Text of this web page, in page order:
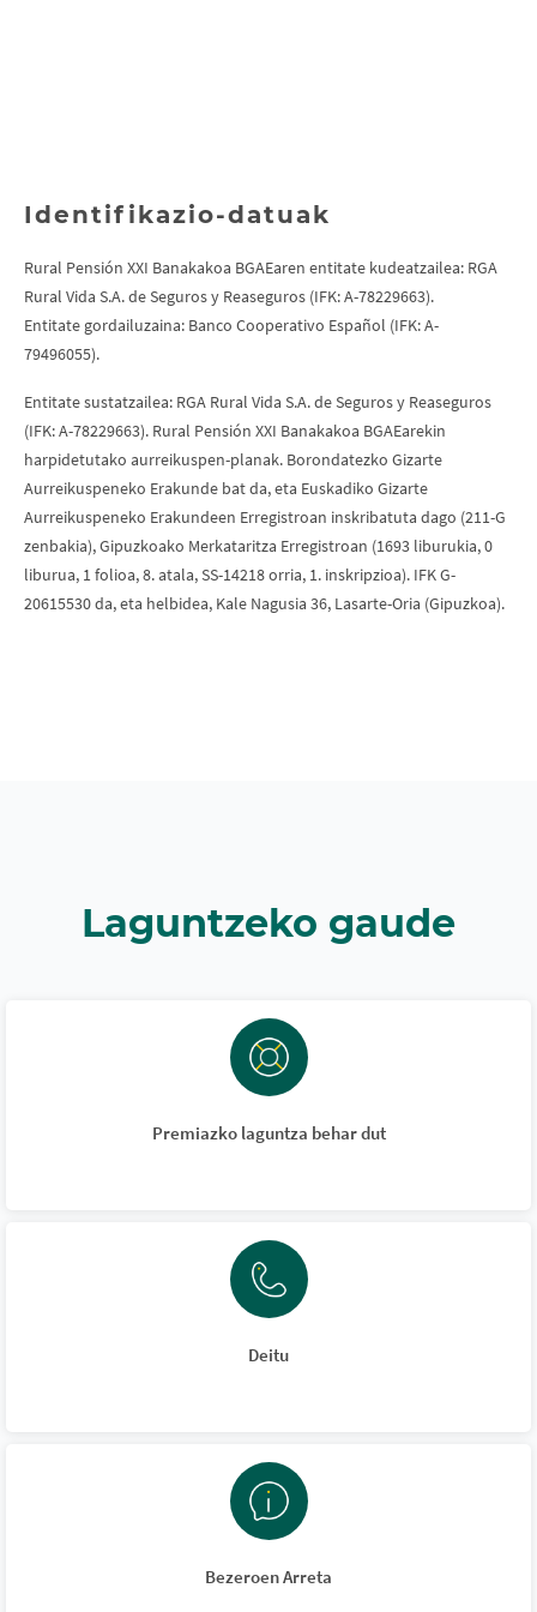
Identifikazio-datuak
Rural Pensión XXI Banakakoa BGAEaren entitate kudeatzailea: RGA
Rural Vida S.A. de Seguros y Reaseguros (IFK: A-78229663).
Entitate gordailuzaina: Banco Cooperativo Español (IFK: A-
79496055).
Entitate sustatzailea: RGA Rural Vida S.A. de Seguros y Reaseguros
(IFK: A-78229663). Rural Pensión XXI Banakakoa BGAEarekin
harpidetutako aurreikuspen-planak. Borondatezko Gizarte
Aurreikuspeneko Erakunde bat da, eta Euskadiko Gizarte
Aurreikuspeneko Erakundeen Erregistroan inskribatuta dago (211-G
zenbakia), Gipuzkoako Merkataritza Erregistroan (1693 liburukia, 0
liburua, 1 folioa, 8. atala, SS-14218 orria, 1. inskripzioa). IFK G-
20615530 da, eta helbidea, Kale Nagusia 36, Lasarte-Oria (Gipuzkoa).
Laguntzeko gaude
Premiazko laguntza behar dut
Deitu
Bezeroen Arreta